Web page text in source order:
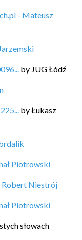
- Mateusz
by JUG Łódź
byŁukasz
Piotrowski
Robert Niestrój
Piotrowski
słowach